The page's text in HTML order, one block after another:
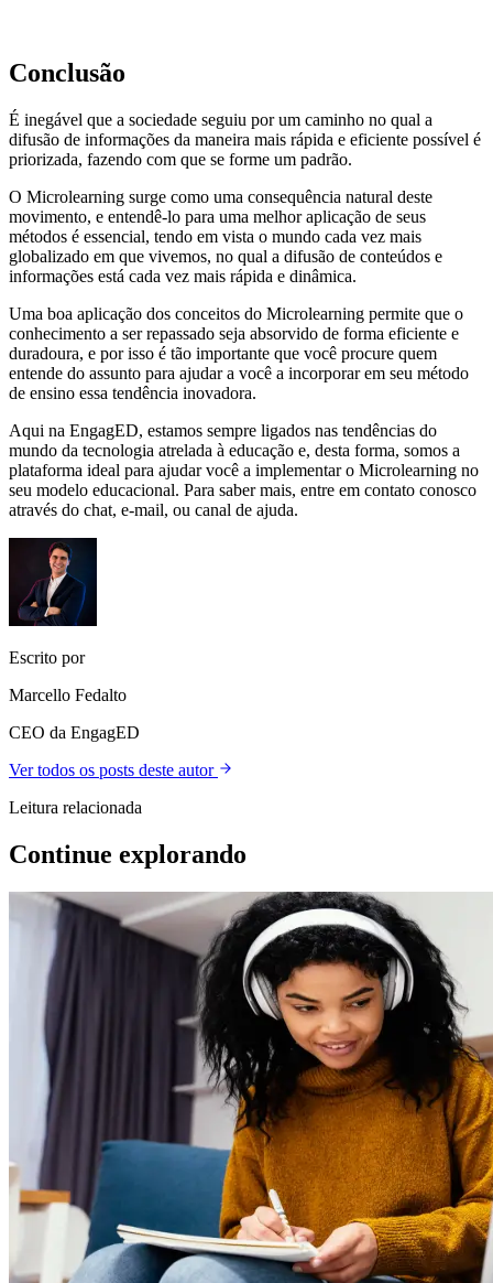
Conclusão
É inegável que a sociedade seguiu por um caminho no qual a
difusão de informações da maneira mais rápida e eficiente possível é
priorizada, fazendo com que se forme um padrão.
O Microlearning surge como uma consequência natural deste
movimento, e entendê-lo para uma melhor aplicação de seus
métodos é essencial, tendo em vista o mundo cada vez mais
globalizado em que vivemos, no qual a difusão de conteúdos e
informações está cada vez mais rápida e dinâmica.
Uma boa aplicação dos conceitos do Microlearning permite que o
conhecimento a ser repassado seja absorvido de forma eficiente e
duradoura, e por isso é tão importante que você procure quem
entende do assunto para ajudar a você a incorporar em seu método
de ensino essa tendência inovadora.
Aqui na EngagED, estamos sempre ligados nas tendências do
mundo da tecnologia atrelada à educação e, desta forma, somos a
plataforma ideal para ajudar você a implementar o Microlearning no
seu modelo educacional. Para saber mais, entre em contato conosco
através do chat, e-mail, ou canal de ajuda.
Escrito por
Marcello Fedalto
CEO da EngagED
Ver todos os posts deste autor
Leitura relacionada
Continue explorando